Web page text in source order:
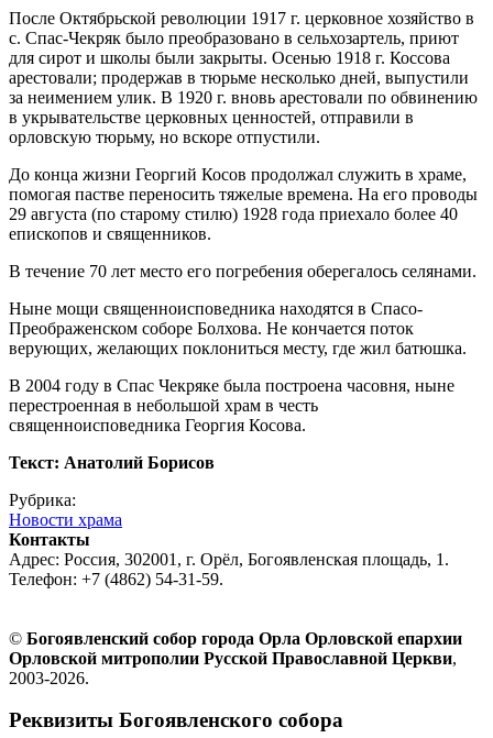
После Октябрьской революции 1917 г. церковное хозяйство в
с. Спас-Чекряк было преобразовано в сельхозартель, приют
для сирот и школы были закрыты. Осенью 1918 г. Коссова
арестовали; продержав в тюрьме несколько дней, выпустили
за неимением улик. В 1920 г. вновь арестовали по обвинению
в укрывательстве церковных ценностей, отправили в
орловскую тюрьму, но вскоре отпустили.
До конца жизни Георгий Косов продолжал служить в храме,
помогая пастве переносить тяжелые времена. На его проводы
29 августа (по старому стилю) 1928 года приехало более 40
епископов и священников.
В течение 70 лет место его погребения оберегалось селянами.
Ныне мощи священноисповедника находятся в Спасо-
Преображенском соборе Болхова. Не кончается поток
верующих, желающих поклониться месту, где жил батюшка.
В 2004 году в Спас Чекряке была построена часовня, ныне
перестроенная в небольшой храм в честь
священноисповедника Георгия Косова.
Текст: Анатолий Борисов
Рубрика:
Новости храма
Контакты
Адрес: Россия, 302001, г. Орёл, Богоявленская площадь, 1.
Телефон: +7 (4862) 54-31-59.
© Богоявленский собор города Орла Орловской епархии
Орловской митрополии Русской Православной Церкви,
2003-2026.
Реквизиты Богоявленского собора